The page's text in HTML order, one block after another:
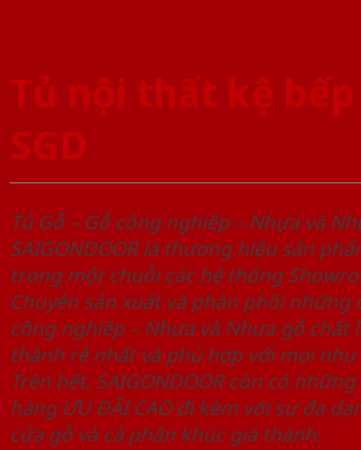
Tủ nội thất kệ bếp
SGD
Tủ Gỗ – Gỗ công nghiêp – Nhựa và
SAIGONDOOR là thương hiệu sản
trong một chuỗi các hệ thống
Chuyên sản xuất và phân phối những
công nghiêp – Nhựa và Nhựa gỗ chất
thành rẻ nhất và phù hợp với mọi nhu
Trên hết, SAIGONDOOR còn có
hàng ƯU ĐÃI CAO đi kèm với sự đa
cửa gỗ và cả phân khúc giá thành.